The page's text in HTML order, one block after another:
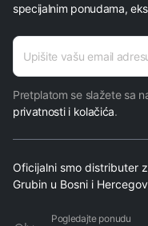
specijalnim ponudama,
E-mail
E-mail
Pretplatom se slažete sa
privatnosti i kolačića.
Oficijalni smo distributer
Grubin u Bosni i
Pogledajte ponudu